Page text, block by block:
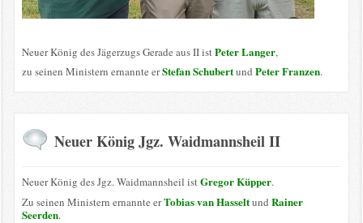
Neuer König des Jägerzugs Gerade aus II istPeter Langer,
zu seinen Ministern ernannte erStefan Schubertund Peter Franzen.
Neuer König Jgz. Waidmannsheil II
Neuer König des Jgz. Waidmannsheil istGregor Küpper.
Zu seinen Ministern ernannte erTobias van Hasseltund Rainer
Seerden.